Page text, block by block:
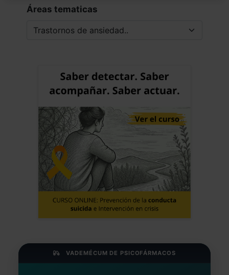
Áreas tematicas
VADEMÉCUM DE PSICOFÁRMACOS